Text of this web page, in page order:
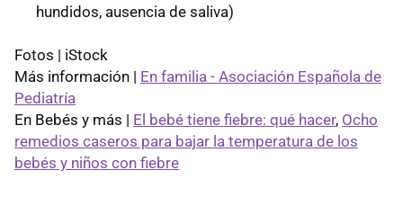
hundidos, ausencia de saliva)
Fotos | iStock
Más información | En familia - Asociación Española de
Pediatría
En Bebés y más | El bebé tiene fiebre: qué hacer, Ocho
remedios caseros para bajar la temperatura de los
bebés y niños con fiebre